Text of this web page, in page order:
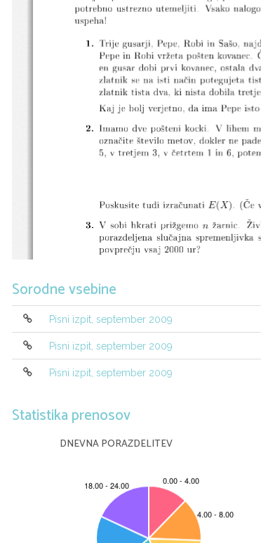
zlatniksenaistina£inp
otegujeta
zlatniktistadva,kinistadobila
Kaj
jeb
oljv
erjetno,daimaepisto
2.Imamodve
p
o²tenik
o
c
ki.lihem
ozna£ite²tevilometov,doklernepade
5,v
tretjem3,v
£etrtemin6,
P
oskusitetudiizra£unati E(X ) (e
V
sobihkratipriºgemo n ºarnic.
p
orazdeljenaslu£ajnaspremenljivk
p
o
vpre£juvsaj
2000ur?
4.Skupnagostotav
ektorja je
Izra£unajte E( X | .
Sorodne vsebine
Pisni izpit, september 2009
Pisni izpit, september 2009
Pisni izpit, september 2009
Statistika prenosov
DNEVNA PORAZDELITEV